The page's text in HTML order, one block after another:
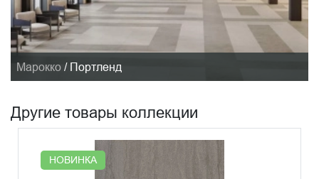
Марокко / Портленд
Другие товары коллекции
НОВИНКА